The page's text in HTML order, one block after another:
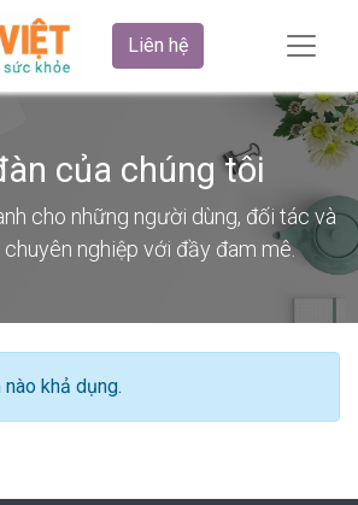
Liên hệ
của chúng tôi
cho những người dùng, đối tác và
chuyên nghiệp với đầy đam mê.
khả dụng.